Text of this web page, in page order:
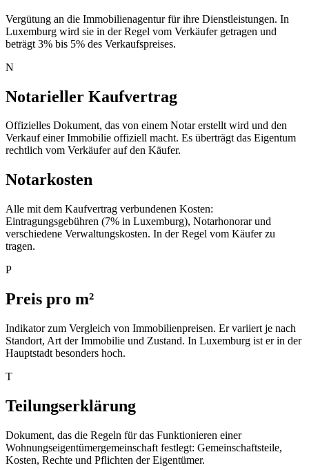
Vergütung an die Immobilienagentur für ihre Dienstleistungen. In
Luxemburg wird sie in der Regel vom Verkäufer getragen und
beträgt 3% bis 5% des Verkaufspreises.
N
Notarieller Kaufvertrag
Offizielles Dokument, das von einem Notar erstellt wird und den
Verkauf einer Immobilie offiziell macht. Es überträgt das Eigentum
rechtlich vom Verkäufer auf den Käufer.
Notarkosten
Alle mit dem Kaufvertrag verbundenen Kosten:
Eintragungsgebühren (7% in Luxemburg), Notarhonorar und
verschiedene Verwaltungskosten. In der Regel vom Käufer zu
tragen.
P
Preis pro m²
Indikator zum Vergleich von Immobilienpreisen. Er variiert je nach
Standort, Art der Immobilie und Zustand. In Luxemburg ist er in der
Hauptstadt besonders hoch.
T
Teilungserklärung
Dokument, das die Regeln für das Funktionieren einer
Wohnungseigentümergemeinschaft festlegt: Gemeinschaftsteile,
Kosten, Rechte und Pflichten der Eigentümer.